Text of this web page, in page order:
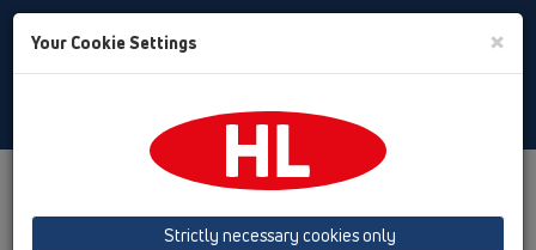
Toggle
přehled produktů 13 Podlahy
Mřížky
HL3000 HL3000.1
Your Cookie Settings ×
Strictly necessary cookies only